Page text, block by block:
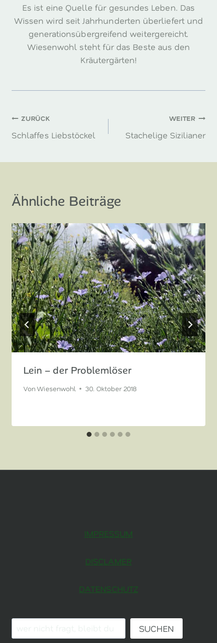
Es ist eine Quelle für gesundes Leben. Das
Wissen wird seit Jahrhunderten überliefert und
generationsübergreifend weitergereicht.
Wiesenwohl steht für das Beste aus den
Kräutergärten!
Beitragsnavigation
ZURÜCK
Schlaffes Liebstöckel
WEITER
Stachelige Sizilianer
Ähnliche Beiträge
Lein – der Problemlöser
Von Wiesenwohl 30. Oktober 2018
IMPRESSUM
DISCLAMER
DATENSCHUTZ
SUCHEN